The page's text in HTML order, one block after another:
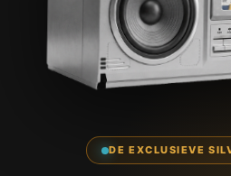
DE EXCLUSIEVE